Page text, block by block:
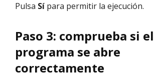
Pulsa Sí para permitir la ejecución.
Paso 3: comprueba si el
programa se abre
correctamente